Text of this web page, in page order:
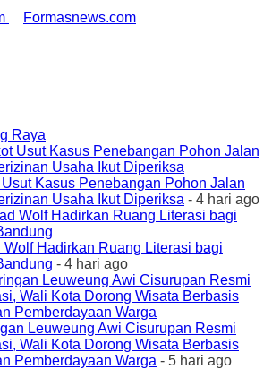
Raya
Usut Kasus Penebangan Pohon Jalan
Usaha Ikut Diperiksa - 4 hari ago
Wolf Hadirkan Ruang Literasi bagi
- 4 hari ago
Leuweung Awi Cisurupan Resmi
Wali Kota Dorong Wisata Berbasis
Pemberdayaan Warga - 5 hari ago